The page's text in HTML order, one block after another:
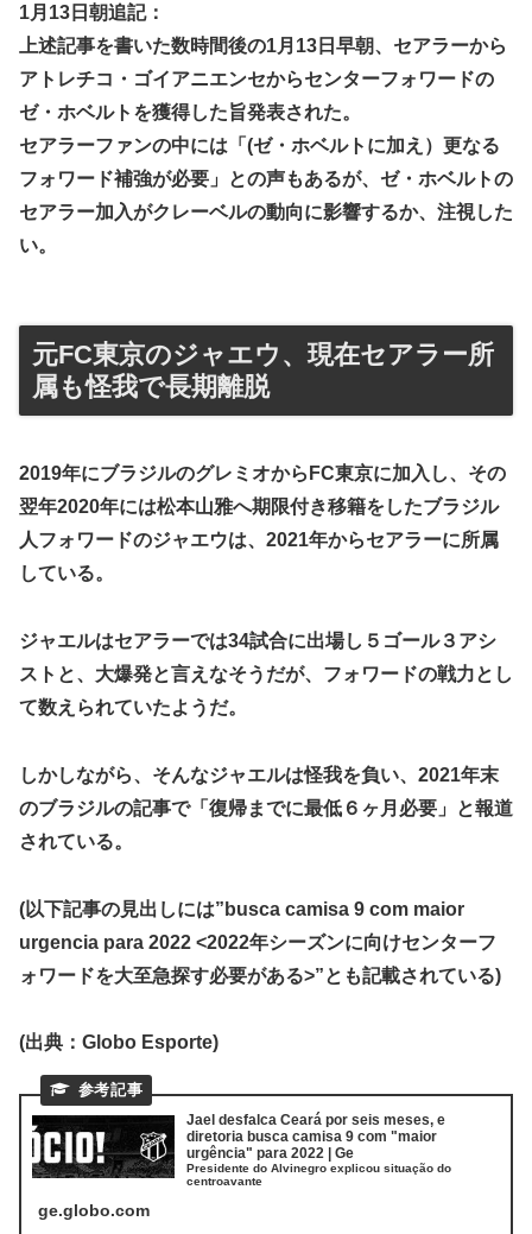
1月13日朝追記：
上述記事を書いた数時間後の1月13日早朝、セアラーから
アトレチコ・ゴイアニエンセからセンターフォワードの
ゼ・ホベルトを獲得した旨発表された。
セアラーファンの中には「(ゼ・ホベルトに加え）更なる
フォワード補強が必要」との声もあるが、ゼ・ホベルトの
セアラー加入がクレーベルの動向に影響するか、注視した
い。
元FC東京のジャエウ、現在セアラー所
属も怪我で長期離脱
2019年にブラジルのグレミオからFC東京に加入し、その
翌年2020年には松本山雅へ期限付き移籍をしたブラジル
人フォワードのジャエウは、2021年からセアラーに所属
している。
ジャエルはセアラーでは34試合に出場し５ゴール３アシ
ストと、大爆発と言えなそうだが、フォワードの戦力とし
て数えられていたようだ。
しかしながら、そんなジャエルは怪我を負い、2021年末
のブラジルの記事で「復帰までに最低６ヶ月必要」と報道
されている。
(以下記事の見出しには”busca camisa 9 com maior
urgencia para 2022 <2022年シーズンに向けセンターフ
ォワードを大至急探す必要がある>”とも記載されている)
(出典：Globo Esporte)
Jael desfalca Ceará por seis meses, e
diretoria busca camisa 9 com "maior
urgência" para 2022 | Ge
Presidente do Alvinegro explicou situação do
centroavante
ge.globo.com